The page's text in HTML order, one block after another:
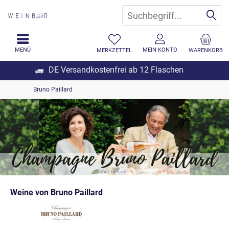
DE Versandkostenfrei ab 12 Flaschen
WARENKORB
MERKZETTEL MEIN KONTO
MENÜ
Bruno Paillard
Weine von Bruno Paillard